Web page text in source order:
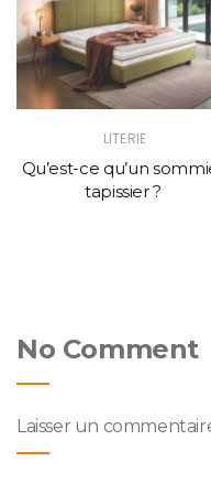
LITERIE
Qu’est-ce qu’un
tapissier ?
No Comment
Laisser un